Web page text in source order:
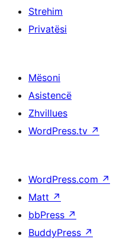
Strehim
Privatësi
Mësoni
Asistencë
Zhvillues
WordPress.tv ↗
WordPress.com ↗
Matt ↗
bbPress ↗
BuddyPress ↗